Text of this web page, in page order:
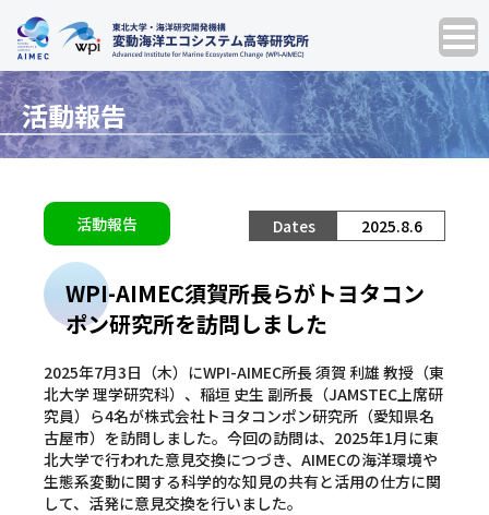
活動報告
活動報告 2025.8.6
WPI-AIMEC須賀所長らがトヨタコン
ポン研究所を訪問しました
2025年7月3日（木）にWPI-AIMEC所長 須賀 利雄 教授（東
北大学 理学研究科）、稲垣 史生 副所長（JAMSTEC上席研
究員）ら4名が株式会社トヨタコンポン研究所（愛知県名
古屋市）を訪問しました。今回の訪問は、2025年1月に東
北大学で行われた意見交換につづき、AIMECの海洋環境や
生態系変動に関する科学的な知見の共有と活用の仕方に関
して、活発に意見交換を行いました。